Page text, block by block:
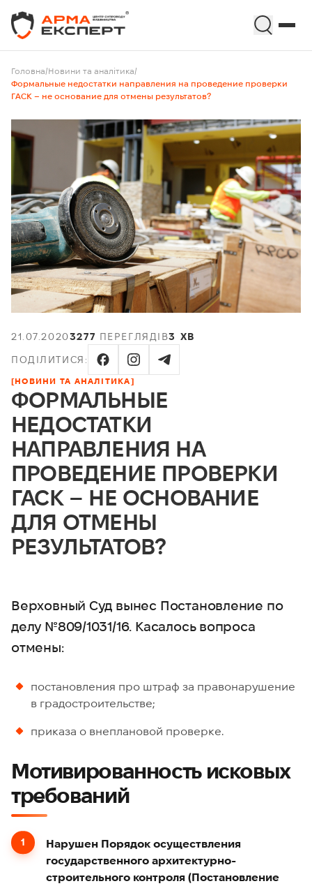
Головна/Новини та аналітика/
Формальные недостатки направления на проведение проверки
ГАСК – не основание для отмены результатов?
21.07.20203277 ПЕРЕГЛЯДІВ3 ХВ
ПОДІЛИТИСЯ:
[НОВИНИ ТА АНАЛІТИКА]
ФОРМАЛЬНЫЕ
НЕДОСТАТКИ
НАПРАВЛЕНИЯ НА
ПРОВЕДЕНИЕ ПРОВЕРКИ
ГАСК – НЕ ОСНОВАНИЕ
ДЛЯ ОТМЕНЫ
РЕЗУЛЬТАТОВ?
Верховный Суд вынес Постановление по
делу №809/1031/16. Касалось вопроса
отмены:
постановления про штраф за правонарушение
в градостроительстве;
приказа о внеплановой проверке.
Мотивированность исковых
требований
Нарушен Порядок осуществления
государственного архитектурно-
строительного контроля (Постановление